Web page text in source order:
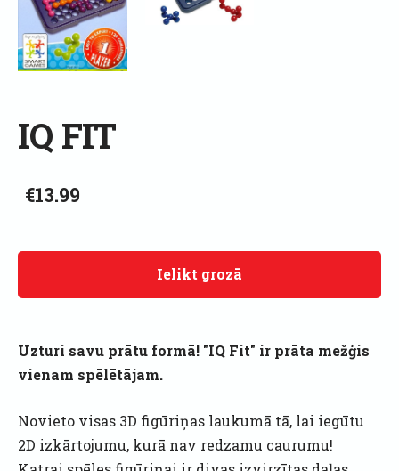
IQ FIT
€13.99
Ielikt grozā
Uzturi savu prātu formā! "IQ Fit" ir prāta mežģis
vienam spēlētājam.
Novieto visas 3D figūriņas laukumā tā, lai iegūtu
2D izkārtojumu, kurā nav redzamu caurumu!